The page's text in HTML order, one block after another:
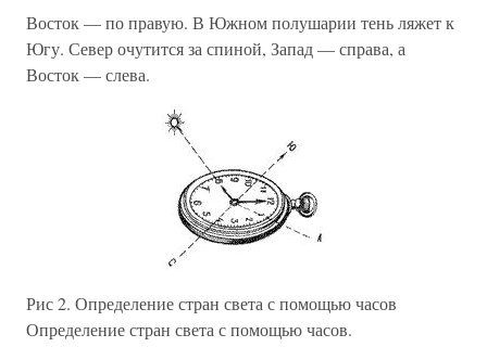
Восток — по правую. В Южном полушарии тень ляжет к
Югу. Север очутится за спиной, Запад — справа, а
Восток — слева.
Рис 2. Определение стран света с помощью часов
Определение стран света с помощью часов.